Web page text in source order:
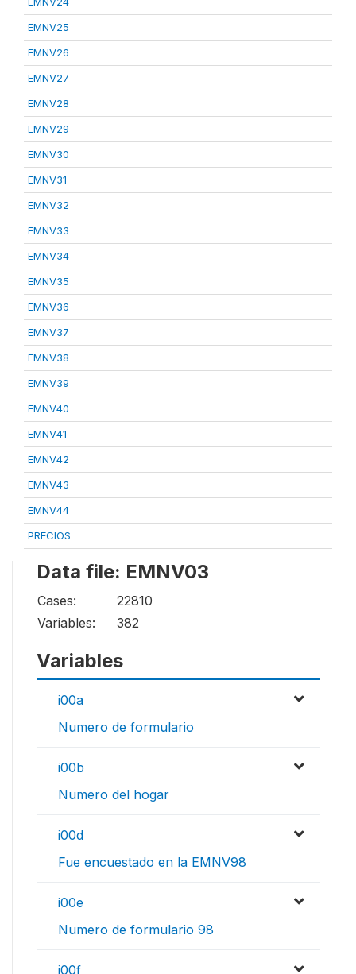
EMNV25
EMNV26
EMNV27
EMNV28
EMNV29
EMNV30
EMNV31
EMNV32
EMNV33
EMNV34
EMNV35
EMNV36
EMNV37
EMNV38
EMNV39
EMNV40
EMNV41
EMNV42
EMNV43
EMNV44
PRECIOS
Data file: EMNV03
Cases:
22810
Variables:
382
Variables
i00a
Numero de formulario
i00b
Numero del hogar
i00d
Fue encuestado en la EMNV98
i00e
Numero de formulario 98
i00f